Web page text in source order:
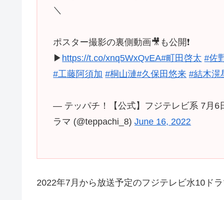
＼
ポスター撮影の裏側動画🎥も公開❗️
▶︎ https://t.co/xnq5WxQvEA#町田啓太 #佐
#工藤阿須加 #桐山漣#久保田悠来 #結木滉
— テッパチ！【公式】フジテレビ系 7月6
ラマ (@teppachi_8)June 16, 2022
2022年7月から放送予定のフジテレビ水10ドラ